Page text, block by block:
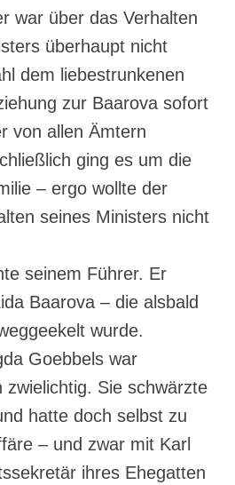
war über das Verhalten
überhaupt nicht
dem liebestrunkenen
zur Baarova sofort
von allen Ämtern
ging es um die
– ergo wollte der
seines Ministers nicht
seinem Führer. Er
Baarova – die alsbald
wurde.
Goebbels war
zwielichtig. Sie schwärzte
hatte doch selbst zu
– und zwar mit Karl
ihres Ehegatten